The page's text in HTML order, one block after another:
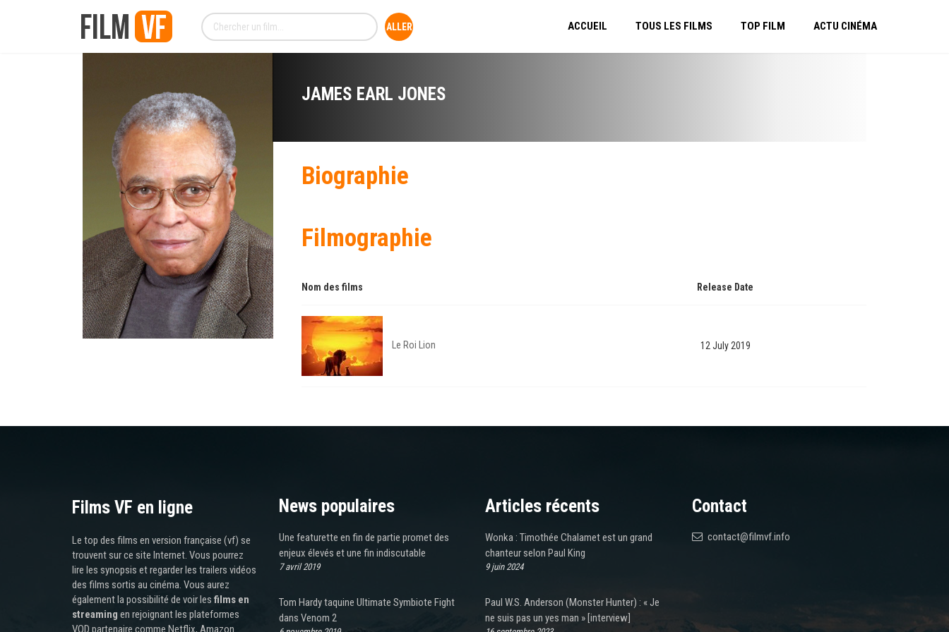
ACCUEIL TOUS LES FILMS TOP FILM ACTU CINÉMA
JAMES EARL JONES
Biographie
Filmographie
Nom des films Release Date
Le Roi Lion 12 July 2019
Films VF en ligne
Le top des films en version française (vf) se
trouvent sur ce site Internet. Vous pourrez
lire les synopsis et regarder les trailers vidéos
des films sortis au cinéma. Vous aurez
également la possibilité de voir les films en
streaming en rejoignant les plateformes
VOD partenaire comme Netflix, Amazon
News populaires
Une featurette en fin de partie promet des
enjeux élevés et une fin indiscutable
7 avril 2019
Tom Hardy taquine Ultimate Symbiote Fight
dans Venom 2
Articles récents
Wonka : Timothée Chalamet est un grand
chanteur selon Paul King
9 juin 2024
Paul W.S. Anderson (Monster Hunter) : « Je
ne suis pas un yes man » [interview]
Contact
contact@filmvf.info